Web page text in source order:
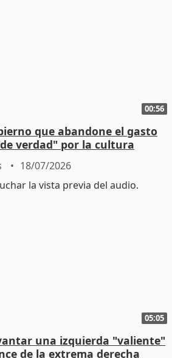
00:56
que abandone el gasto
verdad" por la cultura
18/07/2026
05:05
una izquierda "valiente"
de la extrema derecha